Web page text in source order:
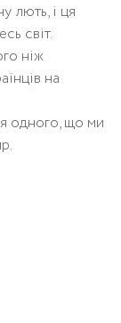
лють, і ця
світ.
ніж
на
одного, що ми